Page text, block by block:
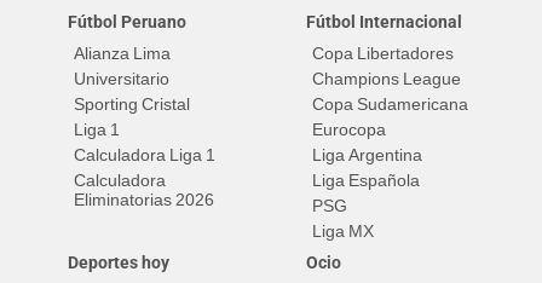
Fútbol Peruano
Alianza Lima
Universitario
Sporting Cristal
Liga 1
Calculadora Liga 1
Calculadora
Eliminatorias 2026
Fútbol Internacional
Copa Libertadores
Champions League
Copa Sudamericana
Eurocopa
Liga Argentina
Liga Española
PSG
Liga MX
Deportes hoy
Ocio